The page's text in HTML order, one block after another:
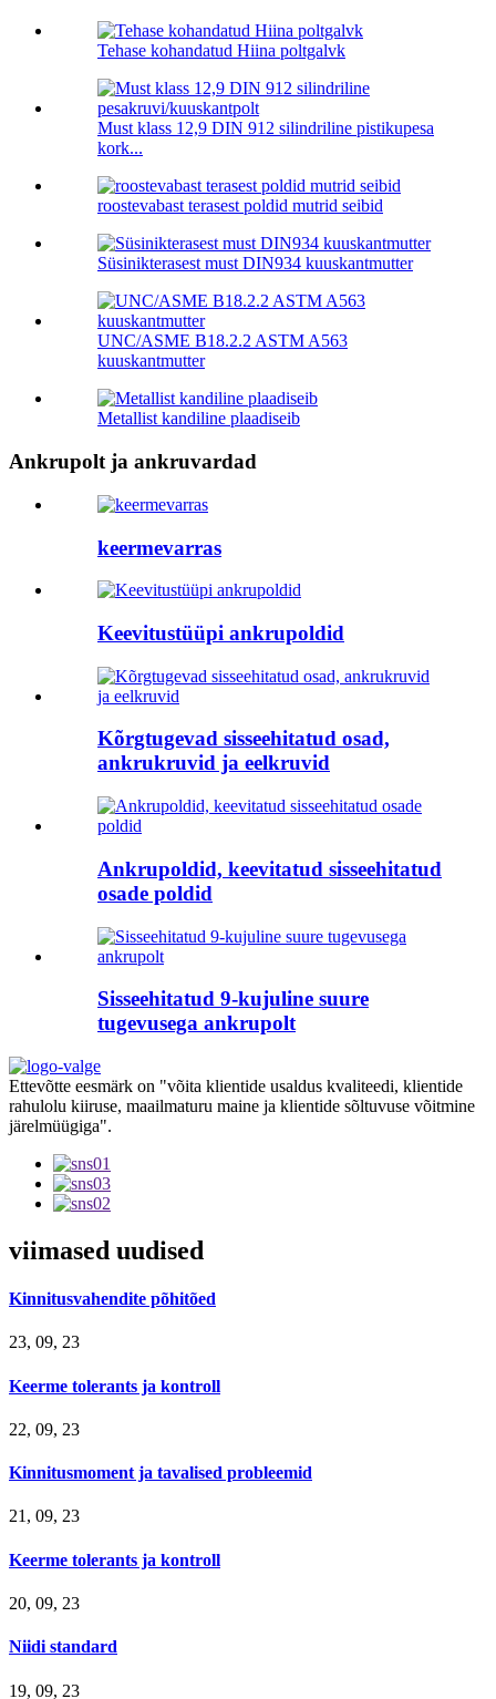
Tehase kohandatud Hiina poltgalvk
Must klass 12,9 DIN 912 silindriline pistikupesa
kork...
roostevabast terasest poldid mutrid seibid
Süsinikterasest must DIN934 kuuskantmutter
UNC/ASME B18.2.2 ASTM A563
kuuskantmutter
Metallist kandiline plaadiseib
Ankrupolt ja ankruvardad
keermevarras
Keevitustüüpi ankrupoldid
Kõrgtugevad sisseehitatud osad,
ankrukruvid ja eelkruvid
Ankrupoldid, keevitatud sisseehitatud
osade poldid
Sisseehitatud 9-kujuline suure
tugevusega ankrupolt
Ettevõtte eesmärk on "võita klientide usaldus kvaliteedi, klientide
rahulolu kiiruse, maailmaturu maine ja klientide sõltuvuse võitmine
järelmüügiga".
viimased uudised
Kinnitusvahendite põhitõed
23, 09, 23
Keerme tolerants ja kontroll
22, 09, 23
Kinnitusmoment ja tavalised probleemid
21, 09, 23
Keerme tolerants ja kontroll
20, 09, 23
Niidi standard
19, 09, 23